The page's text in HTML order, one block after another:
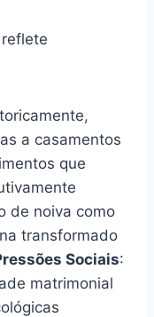
a casamentos
que
de noiva como
transformado
Sociais:
matrimonial